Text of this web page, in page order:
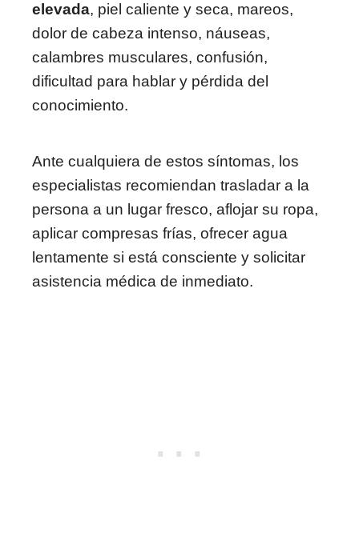
elevada, piel caliente y seca, mareos,
dolor de cabeza intenso, náuseas,
calambres musculares, confusión,
dificultad para hablar y pérdida del
conocimiento.
Ante cualquiera de estos síntomas, los
especialistas recomiendan trasladar a la
persona a un lugar fresco, aflojar su ropa,
aplicar compresas frías, ofrecer agua
lentamente si está consciente y solicitar
asistencia médica de inmediato.